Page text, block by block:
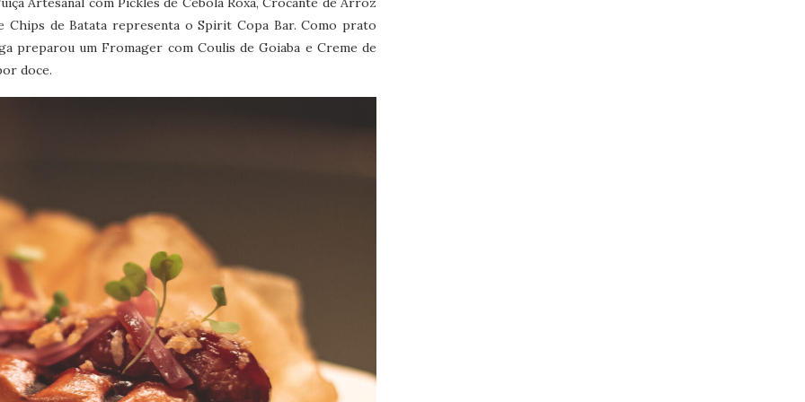
Chips de Batata representa o Spirit Copa Bar. Como prato
preparou um Fromager com Coulis de Goiaba e Creme de
doce.